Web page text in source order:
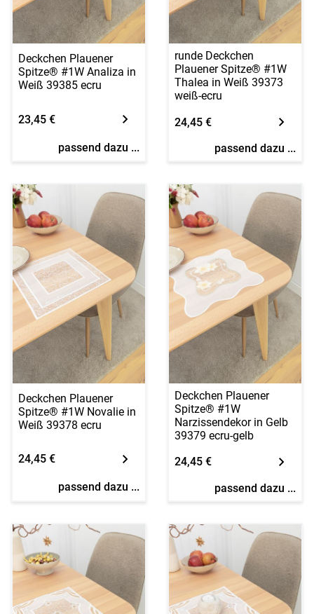
Deckchen Plauener
Spitze® #1W Analiza in
Weiß 39385 ecru
23,45 €
passend dazu ...
runde Deckchen
Plauener Spitze® #1W
Thalea in Weiß 39373
weiß-ecru
24,45 €
passend dazu ...
Deckchen Plauener
Spitze® #1W Novalie in
Weiß 39378 ecru
24,45 €
passend dazu ...
Deckchen Plauener
Spitze® #1W
Narzissendekor in Gelb
39379 ecru-gelb
24,45 €
passend dazu ...